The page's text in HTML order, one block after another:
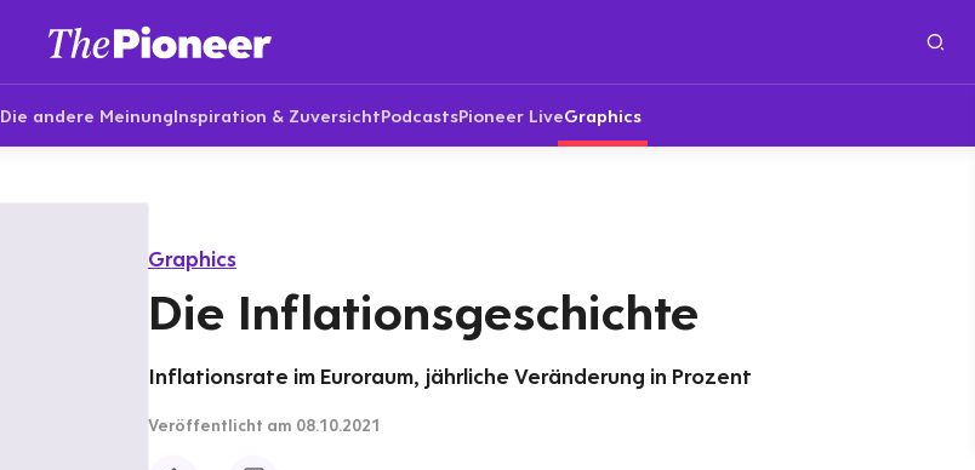
Die andere MeinungInspiration & ZuversichtPodcastsPioneer LiveGraphics
Graphics
Die Inflationsgeschichte
Inflationsrate im Euroraum, jährliche Veränderung in Prozent
Veröffentlicht am 08.10.2021